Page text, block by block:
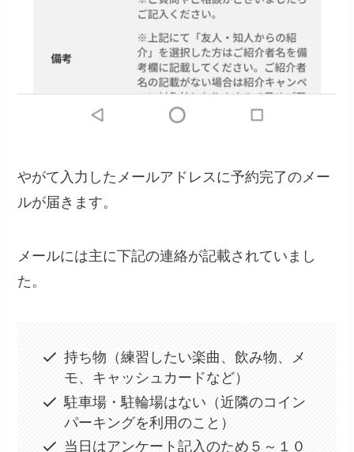
やがて入力したメールアドレスに予約完了のメー
ルが届きます。
メールには主に下記の連絡が記載されていまし
た。
持ち物（練習したい楽曲、飲み物、メ
モ、キャッシュカードなど）
駐車場・駐輪場はない（近隣のコイン
パーキングを利用のこと）
当日はアンケート記入のため５～１０